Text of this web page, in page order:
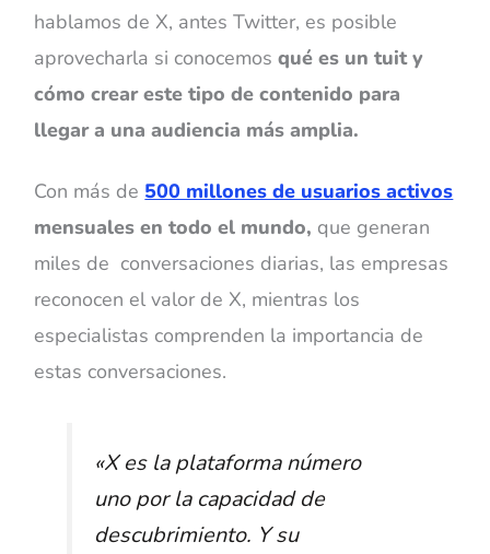
hablamos de X, antes Twitter, es posible
aprovecharla si conocemosqué es un tuit y
cómo crear este tipo de contenido para
llegar a una audiencia más amplia.
Con más de 500 millones de usuarios activos
mensuales en todo el mundo, que generan
miles de conversaciones diarias, las empresas
reconocen el valor de X, mientras los
especialistas comprenden la importancia de
estas conversaciones.
«X es la plataforma número
uno por la capacidad de
descubrimiento. Y su